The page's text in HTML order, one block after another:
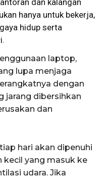
hanya untuk bekerja,
hidup serta
laptop,
lupa menjaga
dengan
jarang dibersihkan
dan
hari akan dipenuhi
kecil yang masuk ke
udara. Jika